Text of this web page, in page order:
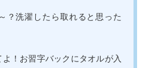
？洗濯したら取れると思った
！お習字バックにタオルが入